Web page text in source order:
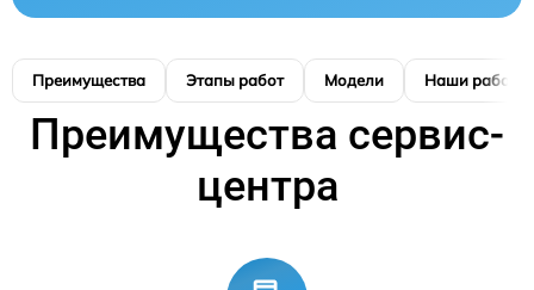
Преимущества Этапы работ Модели Наши работы
Преимущества сервис-
центра